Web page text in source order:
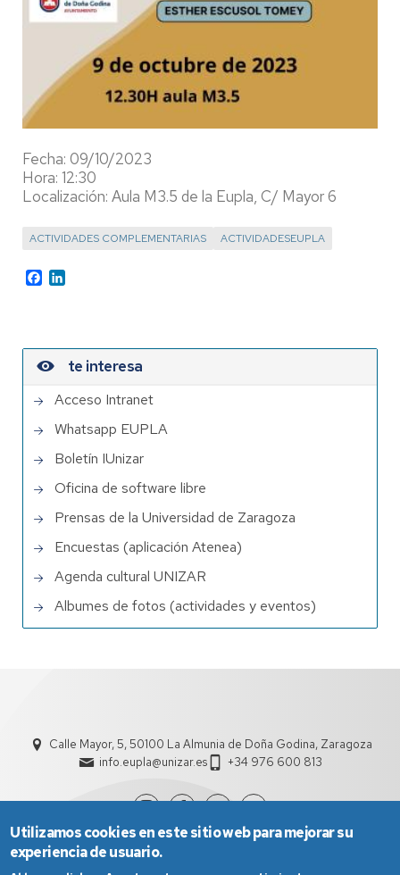
Fecha: 09/10/2023
Hora: 12:30
Localización: Aula M3.5 de la Eupla, C/ Mayor 6
ACTIVIDADES COMPLEMENTARIAS ACTIVIDADESEUPLA
Facebook
te interesa
Acceso Intranet
Whatsapp EUPLA
Boletín IUnizar
Oficina de software libre
Prensas de la Universidad de Zaragoza
Encuestas (aplicación Atenea)
Agenda cultural UNIZAR
Albumes de fotos (actividades y eventos)
Calle Mayor, 5, 50100 La Almunia de Doña Godina, Zaragoza
info.eupla@unizar.es
+34 976 600 813
Utilizamos cookies en este sitio web para mejorar su
experiencia de usuario.